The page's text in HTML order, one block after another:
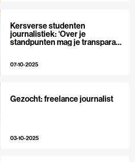
Kersverse studenten
journalistiek: ‘Over je
standpunten mag je transparant
07-10-2025
Gezocht: freelance journalist
03-10-2025